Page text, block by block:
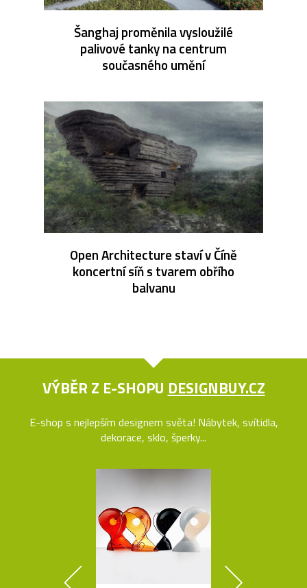
Šanghaj proměnila vysloužilé
palivové tanky na centrum
současného umění
Open Architecture staví v Číně
koncertní síň s tvarem obřího
balvanu
VÝBĚR Z E-SHOPU DESIGNBUY.CZ
E-shop s nejlepším designem světa! Nábytek, svítidla,
dekorace, sklo, šperky...